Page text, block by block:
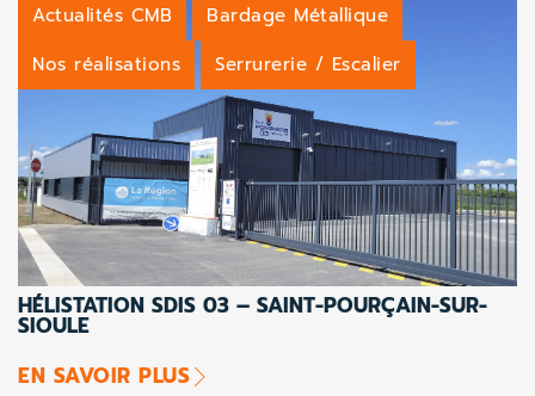
Actualités CMB
Bardage Métallique
Nos réalisations
Serrurerie / Escalier
HÉLISTATION SDIS 03 – SAINT-POURÇAIN-SUR-
SIOULE
EN SAVOIR PLUS